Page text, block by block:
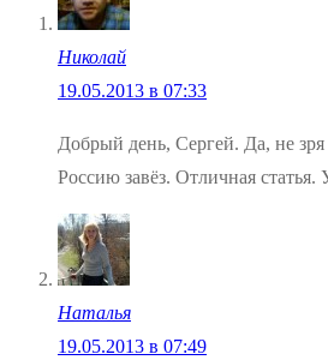
Николай
19.05.2013 в 07:33
Добрый день, Сергей. Да, не
Россию завёз. Отличная статья.
Наталья
19.05.2013 в 07:49